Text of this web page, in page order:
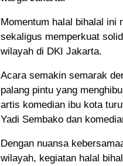
Momentum halal bihalal ini
sekaligus memperkuat
wilayah di DKI Jakarta.
Acara semakin semarak
palang pintu yang
artis komedian ibu kota
Yadi Sembako dan
Dengan nuansa
wilayah, kegiatan halal